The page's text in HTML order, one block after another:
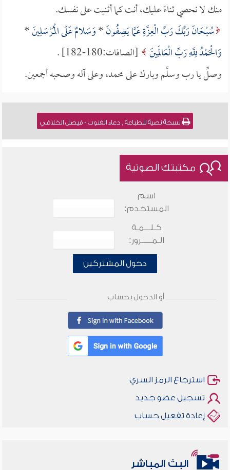
منك لا نحصي ثناءً عليك، أنت كما أثنيت على نفسك.
سُبْحَانَ رَبِّكَ رَبِّ الْعِزَّةِ عَمَّا يَصِفُونَ*وَسَلامٌ عَلَى الْمُرْسَلِينَ*
وَالْحَمْدُ لِلَّهِ رَبِّ الْعَالَمِينَ [الصافات:180-182] .
وصلِّ يا رب وسلَّم وبارك على محمد، وعلى آله وصحبه أجمعين.
نسخة نصية للطباعة , دعاء القنوت - فيصل الخلاقي
مكتبتك الصوتية
اسم
المستخدم:
كـلـــمـة
الـمـــــرور:
دخول المشتركين
أو الدخول بحساب
استرجاع الرمز السري
تسجيل عضو جديد
إعادة تفعيل حساب
البث المباشر